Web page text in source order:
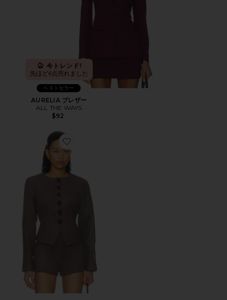
今トレンド!
先ほど6点売れました
ベストセラー
AURELIA ブレザー
ALL THE WAYS
$92
Favorite CALLEN ブレザー